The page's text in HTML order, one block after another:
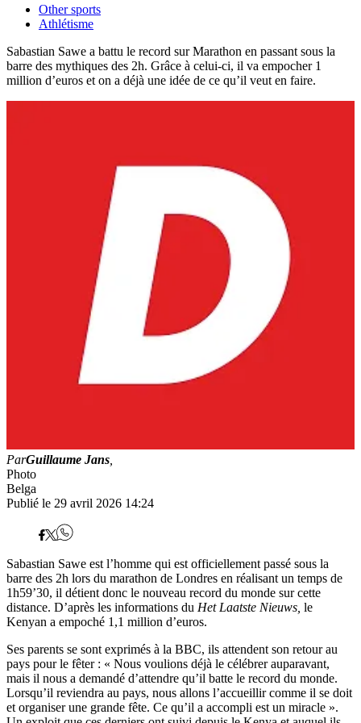
Other sports
Athlétisme
Sabastian Sawe a battu le record sur Marathon en passant sous la
barre des mythiques des 2h. Grâce à celui-ci, il va empocher 1
million d’euros et on a déjà une idée de ce qu’il veut en faire.
ParGuillaume Jans
Photo
Belga
Publié le 29 avril 2026 14:24
Sabastian Sawe est l’homme qui est officiellement passé sous la
barre des 2h lors du marathon de Londres en réalisant un temps de
1h59’30, il détient donc le nouveau record du monde sur cette
distance. D’après les informations du Het Laatste Nieuws, le
Kenyan a empoché 1,1 million d’euros.
Ses parents se sont exprimés à la BBC, ils attendent son retour au
pays pour le fêter : « Nous voulions déjà le célébrer auparavant,
mais il nous a demandé d’attendre qu’il batte le record du monde.
Lorsqu’il reviendra au pays, nous allons l’accueillir comme il se doit
et organiser une grande fête. Ce qu’il a accompli est un miracle ».